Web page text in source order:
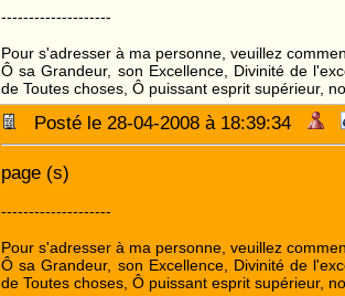
--------------------
Pour s'adresser à ma personne, veuillez
Ô sa Grandeur, son Excellence, Divinité de
de Toutes choses, Ô puissant esprit supérieur,
Posté le 28-04-2008 à 18:39:34
page (s)
--------------------
Pour s'adresser à ma personne, veuillez
Ô sa Grandeur, son Excellence, Divinité de
de Toutes choses, Ô puissant esprit supérieur,